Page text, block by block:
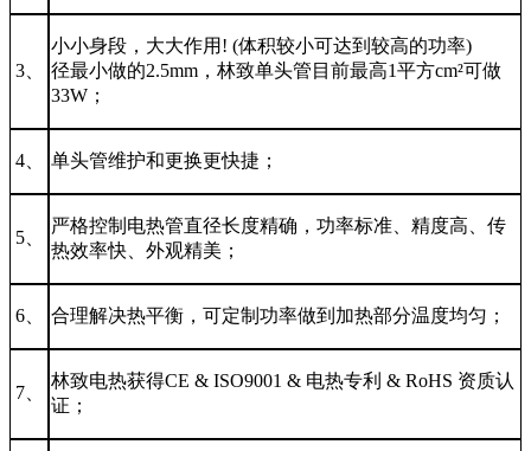
3、
小小身段，大大作用! (体积较小可达到较高的功率)
径最小做的2.5mm，林致单头管目前最高1平方cm²可做
33W；
4、 单头管维护和更换更快捷；
5、
严格控制电热管直径长度精确，功率标准、精度高、传
热效率快、外观精美；
6、 合理解决热平衡，可定制功率做到加热部分温度均匀；
7、
林致电热获得CE & ISO9001 & 电热专利 & RoHS 资质认
证；